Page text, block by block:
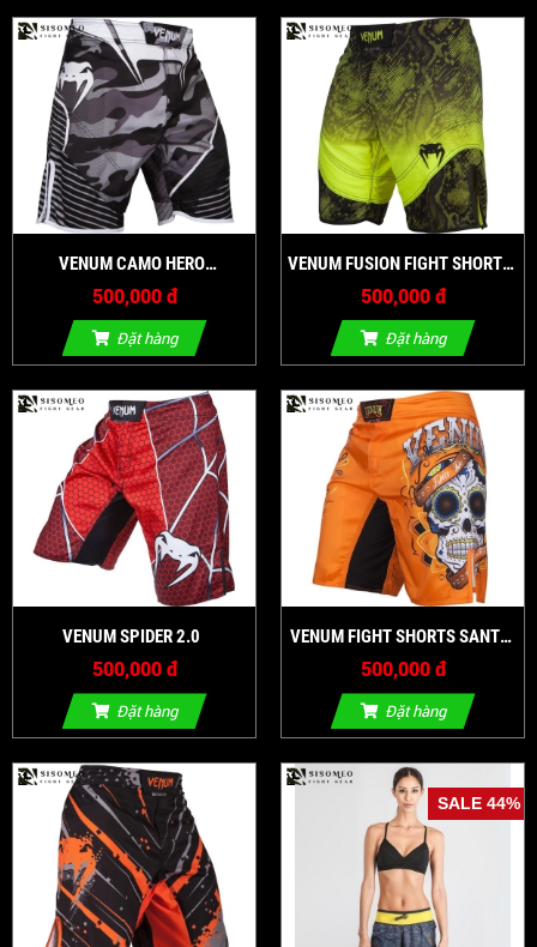
VENUM CAMO HERO
FIGHTSHORTS - GRAY
500,000 đ
Đặt hàng
VENUM FUSION FIGHT SHORTS
BLACK YELLOW
500,000 đ
Đặt hàng
VENUM SPIDER 2.0
500,000 đ
Đặt hàng
VENUM FIGHT SHORTS SANTA
MUERTE 2.0 ORANGE
500,000 đ
Đặt hàng
SALE 44%